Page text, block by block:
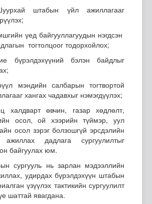
штабын үйл ажиллагааг
үед байгууллагуудын нэгдсэн
тогтолцоог тодорхойлох;
бүрэлдэхүүний бэлэн байдлыг
мэндийн салбарын тогтвортой
хангах чадавхыг нэмэгдүүлэх;
халдварт өвчин, газар хөдлөлт,
осол, ой хээрийн түймэр, уул
осол зэрэг болзошгүй эрсдэлийн
дадлага сургуулилтыг
байгуулах юм.
сургууль нь зарлан мэдээллийн
удирдах бүрэлдэхүүн штабын
үзүүлэх тактикийн сургуулилт
шаттай явагдана.